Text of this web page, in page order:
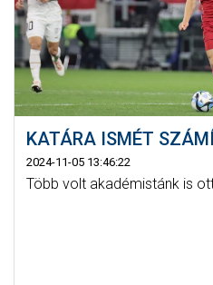
KATÁRA ISMÉT
2024-11-05 13:46:22
Több volt akadémistánk is